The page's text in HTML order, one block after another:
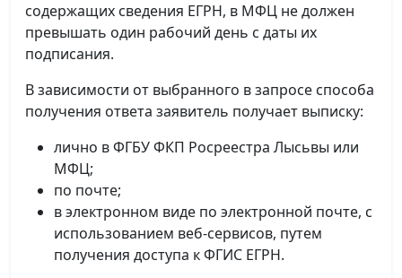
содержащих сведения ЕГРН, в МФЦ не должен
превышать один рабочий день с даты их
подписания.
В зависимости от выбранного в запросе способа
получения ответа заявитель получает выписку:
лично в ФГБУ ФКП Росреестра Лысьвы или
МФЦ;
по почте;
в электронном виде по электронной почте, с
использованием веб-сервисов, путем
получения доступа к ФГИС ЕГРН.